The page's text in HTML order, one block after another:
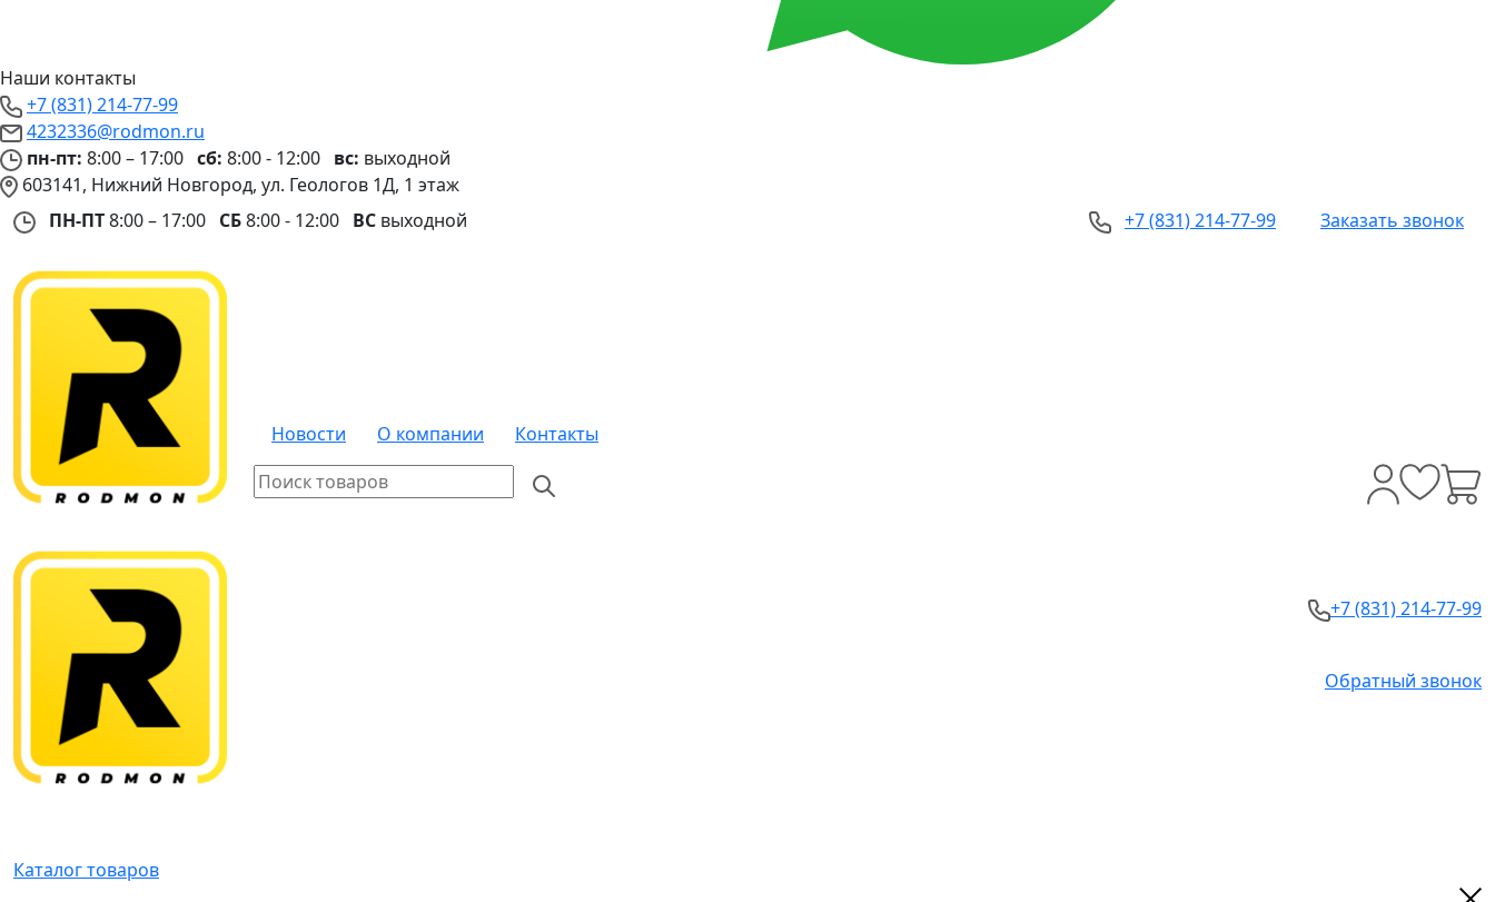
Наши контакты
+7 (831) 214-77-99
4232336@rodmon.ru
пн-пт: 8:00 – 17:00 сб: 8:00 - 12:00 вс: выходной
603141, Нижний Новгород, ул. Геологов 1Д, 1 этаж
ПН-ПТ8:00 – 17:00 СБ8:00 - 12:00 ВС выходной +7 (831) 214-77-99 Заказать звонок
Новости О компании Контакты
+7 (831) 214-77-99
Обратный звонок
Каталог товаров